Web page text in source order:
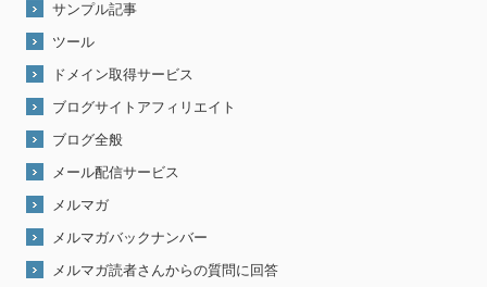
サンプル記事
ツール
ドメイン取得サービス
ブログサイトアフィリエイト
ブログ全般
メール配信サービス
メルマガ
メルマガバックナンバー
メルマガ読者さんからの質問に回答